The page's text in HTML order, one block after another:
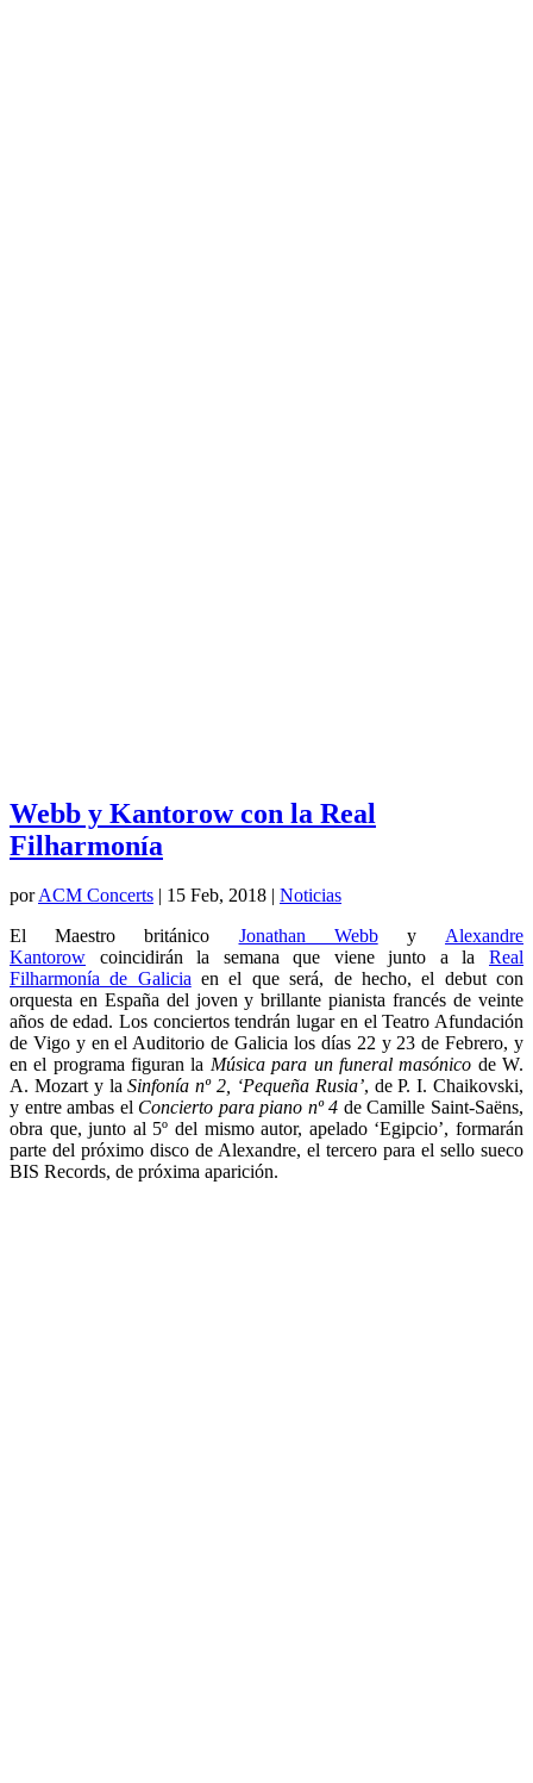
Webb y Kantorow con la Real
Filharmonía
porACM Concerts | 15 Feb, 2018 | Noticias
El Maestro británico Jonathan WebbyAlexandre
Kantorow coincidirán la semana que viene junto a la Real
Filharmonía de Galiciaen el que será, de hecho, el debut con
orquesta en España del joven y brillante pianista francés de veinte
años de edad. Los conciertos tendrán lugar en el Teatro Afundación
de Vigo y en el Auditorio de Galicia los días 22 y 23 de Febrero, y
en el programa figuran la Música para un funeral masónico de W.
A. Mozart y laSinfonía nº 2, ‘Pequeña Rusia’, de P. I. Chaikovski,
y entre ambas el Concierto para piano nº 4 de Camille Saint-Saëns,
obra que, junto al 5º del mismo autor, apelado ‘Egipcio’, formarán
parte del próximo disco de Alexandre, el tercero para el sello sueco
BIS Records, de próxima aparición.